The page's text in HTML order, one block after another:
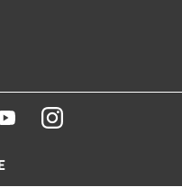
YoutubeInstagram